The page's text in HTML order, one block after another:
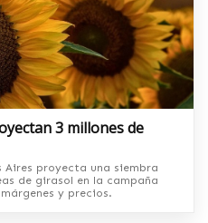
3 millones de
Aires proyecta una siembra
de girasol en la campaña
y precios.